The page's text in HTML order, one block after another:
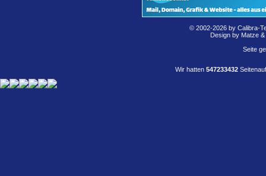
© 2002-2026 by Calibra-
Design by Matze
Seite
Wir hatten 547233432